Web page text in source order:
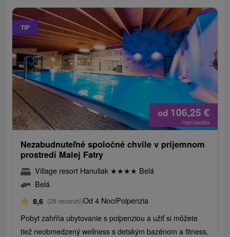
TIP
od 106,25 €
/noc/osoba
Nezabudnuteľné spoločné chvíle v príjemnom
prostredí Malej Fatry
Village resort Hanuliak ★★★★ Belá
Belá
8,6 (28 recenzií)Od 4 NocíPolpenzia
Pobyt zahŕňa ubytovanie s polpenziou a užiť si môžete
tiež neobmedzený wellness s detským bazénom a fitness.